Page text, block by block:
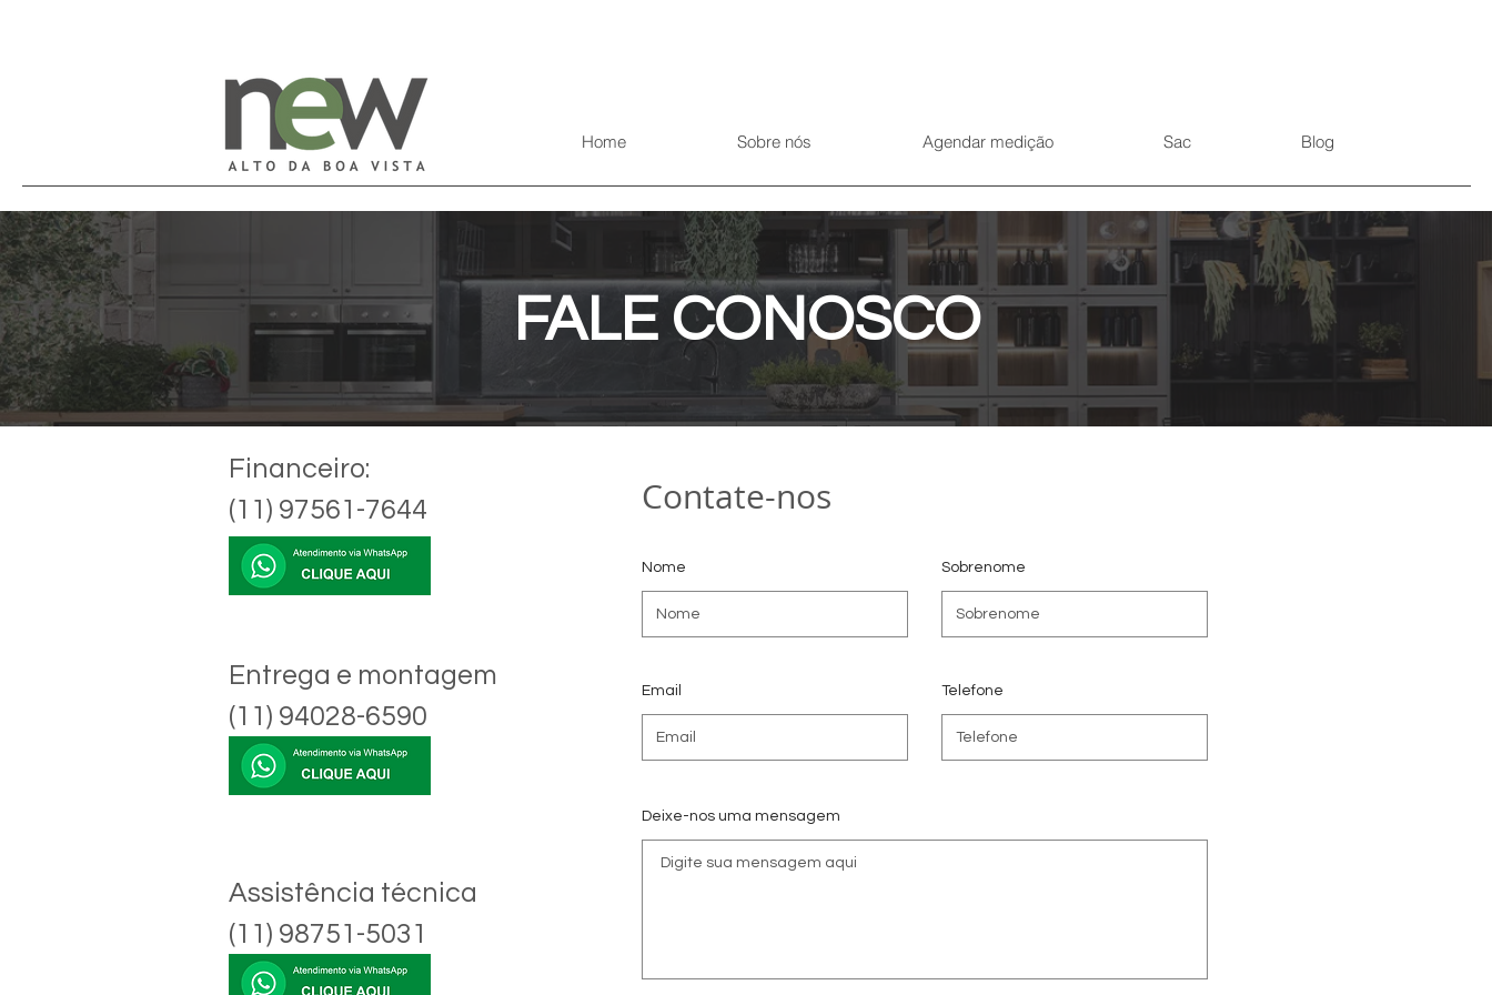
Home Sobre nós Agendar medição Sac Blog
FALE CONOSCO
Financeiro:
(11) 97561-7644
Entrega e montagem
(11) 94028-6590
Assistência técnica
(11) 98751-5031
Contate-nos
Nome Sobrenome
Email Telefone
Deixe-nos uma mensagem